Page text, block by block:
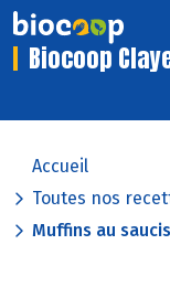
Biocoop
Accueil
Toutes nos
Muffins au